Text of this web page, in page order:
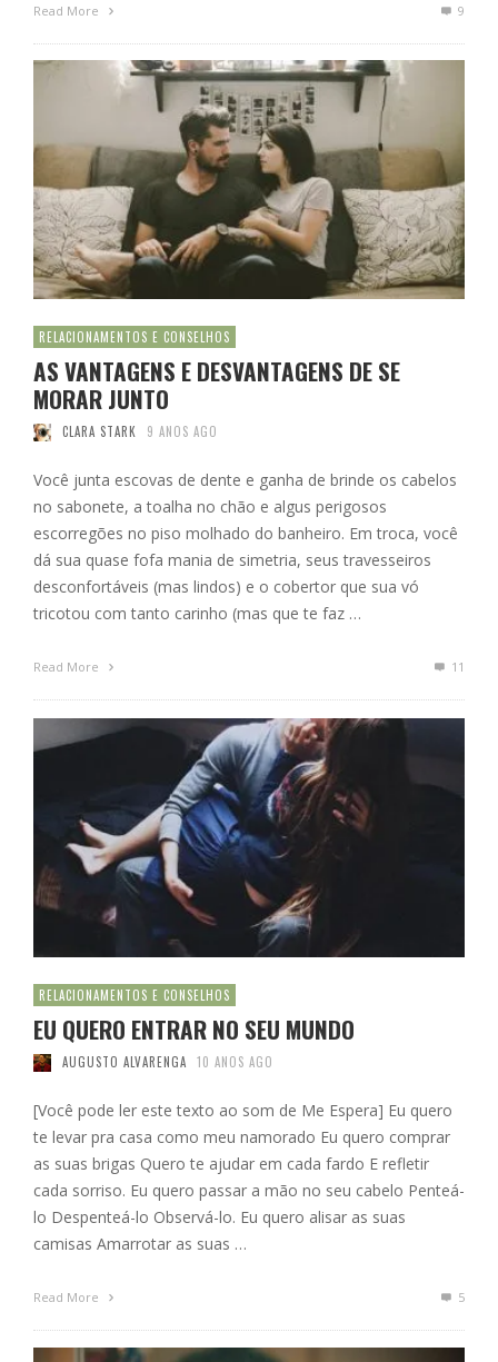
Read More 9
RELACIONAMENTOS E CONSELHOS
AS VANTAGENS E DESVANTAGENS DE SE
MORAR JUNTO
CLARA STARK 9 ANOS AGO
Você junta escovas de dente e ganha de brinde os cabelos
no sabonete, a toalha no chão e algus perigosos
escorregões no piso molhado do banheiro. Em troca, você
dá sua quase fofa mania de simetria, seus travesseiros
desconfortáveis (mas lindos) e o cobertor que sua vó
tricotou com tanto carinho (mas que te faz …
Read More 11
RELACIONAMENTOS E CONSELHOS
EU QUERO ENTRAR NO SEU MUNDO
AUGUSTO ALVARENGA 10 ANOS AGO
[Você pode ler este texto ao som de Me Espera] Eu quero
te levar pra casa como meu namorado Eu quero comprar
as suas brigas Quero te ajudar em cada fardo E refletir
cada sorriso. Eu quero passar a mão no seu cabelo Penteá-
lo Despenteá-lo Observá-lo. Eu quero alisar as suas
camisas Amarrotar as suas …
Read More 5